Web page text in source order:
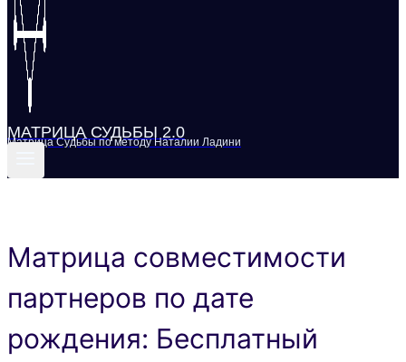
МАТРИЦА СУДЬБЫ 2.0
Матрица Судьбы по методу Наталии Ладини
Матрица совместимости
партнеров по дате
рождения: Бесплатный